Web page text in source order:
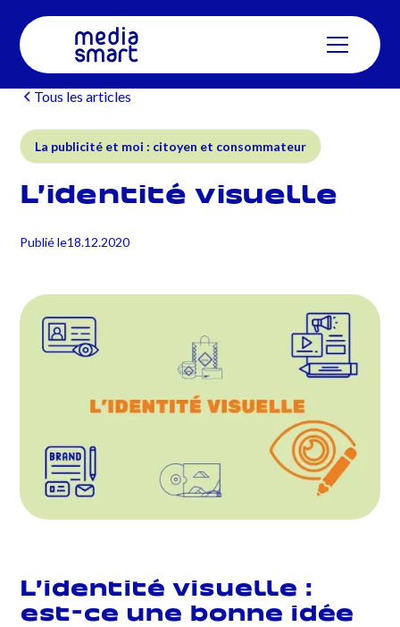
Tous les articles
La publicité et moi : citoyen et consommateur
L’identité visuelle
Publié le18.12.2020
L’identité visuelle :
est-ce une bonne idée